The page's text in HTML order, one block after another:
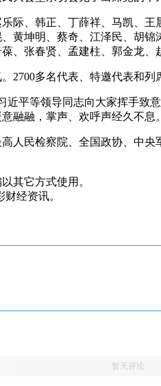
、韩正、丁薛祥、马凯、王
黄坤明、蔡奇、江泽民、胡
、张春贤、孟建柱、郭金龙、
多名代表、特邀代表和列
等领导同志向大家挥手致
融融，掌声、欢呼声经久不息。
民检察院、全国政协、中央
其它方式使用。
经资讯。
暂无评论